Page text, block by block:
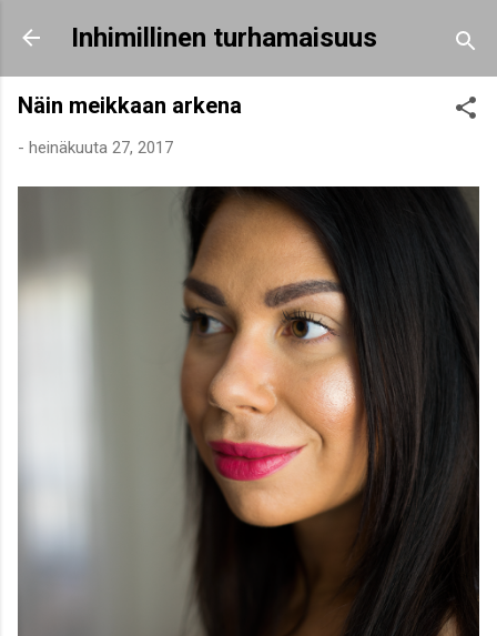
Siirry pääsisältöön
Inhimillinen turhamaisuus
Näin meikkaan arkena
- heinäkuuta 27, 2017